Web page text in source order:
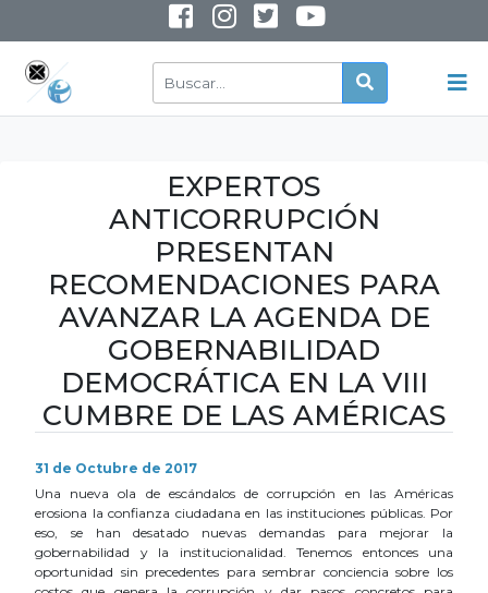
EXPERTOS
ANTICORRUPCIÓN
PRESENTAN
RECOMENDACIONES PARA
AVANZAR LA AGENDA DE
GOBERNABILIDAD
DEMOCRÁTICA EN LA VIII
CUMBRE DE LAS AMÉRICAS
31 de Octubre de 2017
Una nueva ola de escándalos de corrupción en las Américas
erosiona la confianza ciudadana en las instituciones públicas. Por
eso, se han desatado nuevas demandas para mejorar la
gobernabilidad y la institucionalidad. Tenemos entonces una
oportunidad sin precedentes para sembrar conciencia sobre los